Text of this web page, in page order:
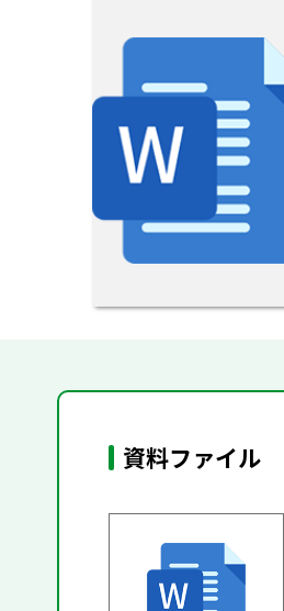
資料ファイル